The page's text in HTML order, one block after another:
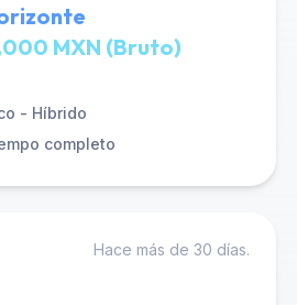
MXN (Bruto)
- Híbrido
completo
Hace más de 30 días.